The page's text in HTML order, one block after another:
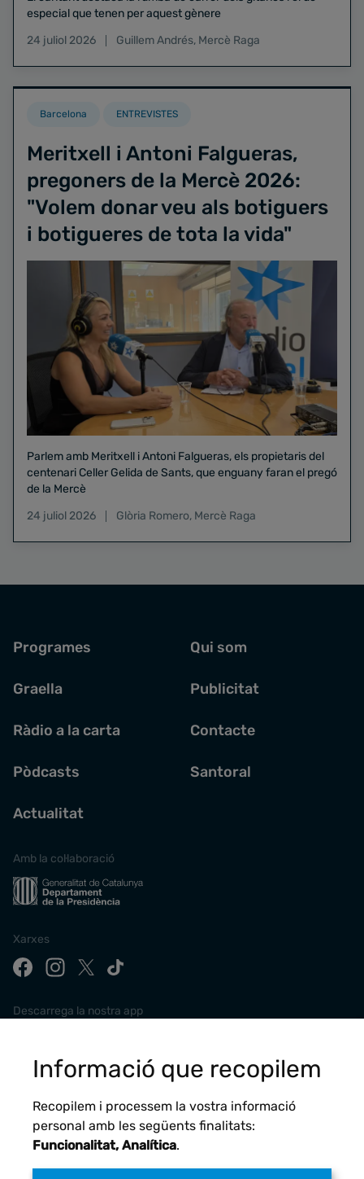
especial que tenen per aquest gènere
24 juliol 2026
Guillem Andrés, Mercè Raga
Barcelona ENTREVISTES
Meritxell i Antoni Falgueras,
pregoners de la Mercè 2026:
"Volem donar veu als botiguers
i botigueres de tota la vida"
Parlem amb Meritxell i Antoni Falgueras, els propietaris del
centenari Celler Gelida de Sants, que enguany faran el pregó
de la Mercè
24 juliol 2026
Glòria Romero, Mercè Raga
Programes
Graella
Ràdio a la carta
Pòdcasts
Actualitat
Qui som
Publicitat
Contacte
Santoral
Amb la col·laboració
Xarxes
Descarrega la nostra app
Informació que recopilem
Recopilem i processem la vostra informació
personal amb les següents finalitats:
Funcionalitat, Analítica.